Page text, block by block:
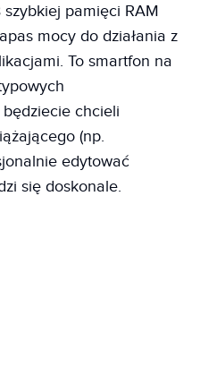
szybkiej pamięci RAM
mocy do działania z
To smartfon na
chcieli
(np.
edytować
się doskonale.